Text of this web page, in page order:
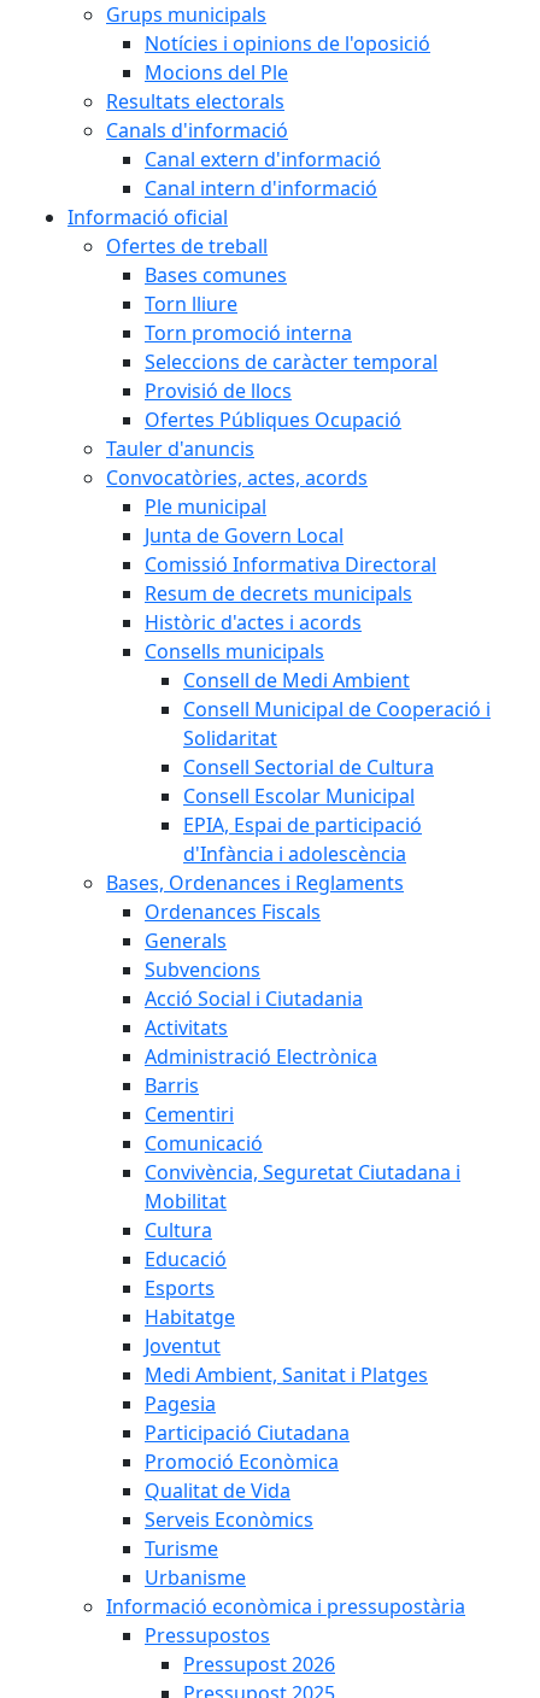
Grups municipals
Notícies i opinions de l'oposició
Mocions del Ple
Resultats electorals
Canals d'informació
Canal extern d'informació
Canal intern d'informació
Informació oficial
Ofertes de treball
Bases comunes
Torn lliure
Torn promoció interna
Seleccions de caràcter temporal
Provisió de llocs
Ofertes Públiques Ocupació
Tauler d'anuncis
Convocatòries, actes, acords
Ple municipal
Junta de Govern Local
Comissió Informativa Directoral
Resum de decrets municipals
Històric d'actes i acords
Consells municipals
Consell de Medi Ambient
Consell Municipal de Cooperació i
Solidaritat
Consell Sectorial de Cultura
Consell Escolar Municipal
EPIA, Espai de participació
d'Infància i adolescència
Bases, Ordenances i Reglaments
Ordenances Fiscals
Generals
Subvencions
Acció Social i Ciutadania
Activitats
Administració Electrònica
Barris
Cementiri
Comunicació
Convivència, Seguretat Ciutadana i
Mobilitat
Cultura
Educació
Esports
Habitatge
Joventut
Medi Ambient, Sanitat i Platges
Pagesia
Participació Ciutadana
Promoció Econòmica
Qualitat de Vida
Serveis Econòmics
Turisme
Urbanisme
Informació econòmica i pressupostària
Pressupostos
Pressupost 2026